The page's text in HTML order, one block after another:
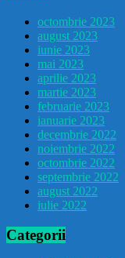
octombrie 2023
august 2023
iunie 2023
mai 2023
aprilie 2023
martie 2023
februarie 2023
ianuarie 2023
decembrie 2022
noiembrie 2022
octombrie 2022
septembrie 2022
august 2022
iulie 2022
Categorii